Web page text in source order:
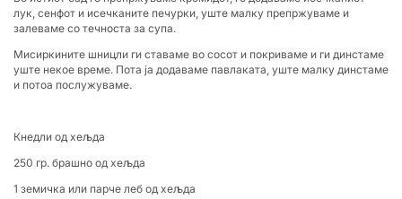
лук, сенфот и исечканите печурки, уште малку препржуваме и
залеваме со течноста за супа.
Мисиркините шницли ги ставаме во сосот и покриваме и ги динстаме
уште некое време. Пота ја додаваме павлаката, уште малку динстаме
и потоа послужуваме.
Кнедли од хељда
250 гр. брашно од хељда
1 земичка или парче леб од хељда